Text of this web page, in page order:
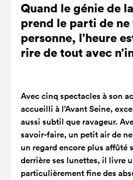
Quand le génie de
prend le parti de
personne, l’heure
rire de tout avec
Avec cinq spectacles à son
accueilli à l’Avant Seine,
aussi subtil que ravageur.
savoir-faire, un petit air de
un regard encore plus affûté
derrière ses lunettes, il livre
particulièrement fine des